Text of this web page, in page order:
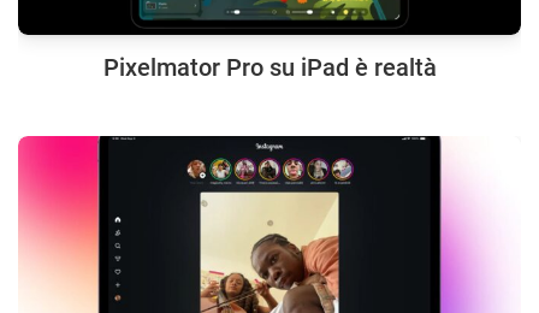
Pixelmator Pro su iPad è realtà